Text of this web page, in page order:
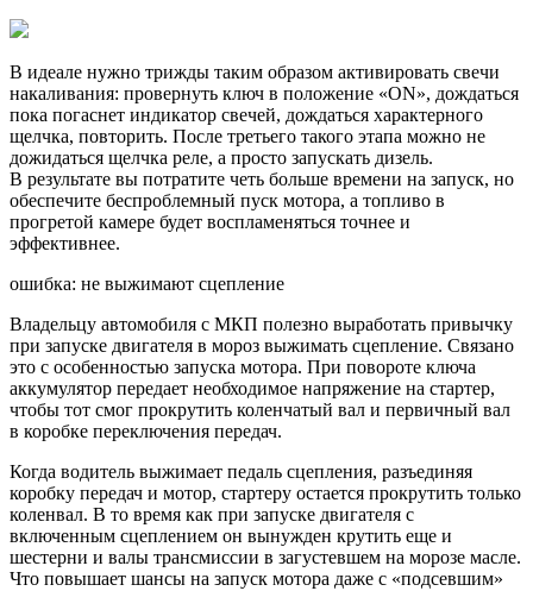
В идеале нужно трижды таким образом активировать свечи
накаливания: провернуть ключ в положение «ON», дождаться
пока погаснет индикатор свечей, дождаться характерного
щелчка, повторить. После третьего такого этапа можно не
дожидаться щелчка реле, а просто запускать дизель.
В результате вы потратите четь больше времени на запуск, но
обеспечите беспроблемный пуск мотора, а топливо в
прогретой камере будет воспламеняться точнее и
эффективнее.
ошибка: не выжимают сцепление
Владельцу автомобиля с МКП полезно выработать привычку
при запуске двигателя в мороз выжимать сцепление. Связано
это с особенностью запуска мотора. При повороте ключа
аккумулятор передает необходимое напряжение на стартер,
чтобы тот смог прокрутить коленчатый вал и первичный вал
в коробке переключения передач.
Когда водитель выжимает педаль сцепления, разъединяя
коробку передач и мотор, стартеру остается прокрутить только
коленвал. В то время как при запуске двигателя с
включенным сцеплением он вынужден крутить еще и
шестерни и валы трансмиссии в загустевшем на морозе масле.
Что повышает шансы на запуск мотора даже с «подсевшим»